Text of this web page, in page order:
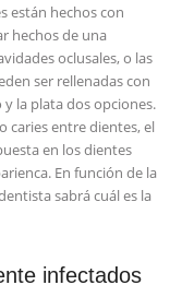
están hechos con
hechos de una
oclusales, o las
ser rellenadas con
la plata dos opciones.
caries entre dientes, el
en los dientes
En función de la
sabrá cuál es la
infectados